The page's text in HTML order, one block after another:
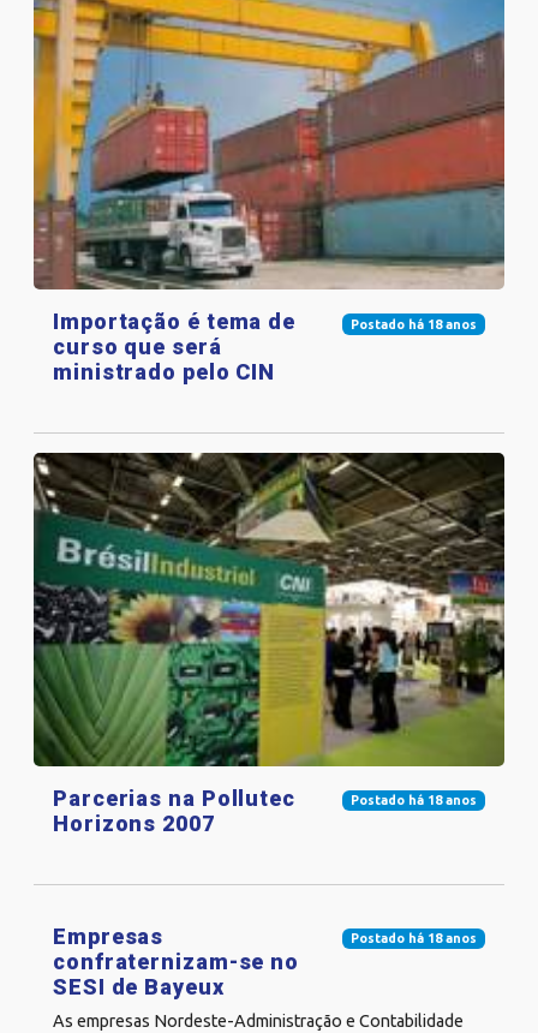
Postado há 18 anos
Importação é tema de
curso que será
ministrado pelo CIN
Postado há 18 anos
Parcerias na Pollutec
Horizons 2007
Postado há 18 anos
Empresas
confraternizam-se no
SESI de Bayeux
As empresas Nordeste-Administração e Contabilidade